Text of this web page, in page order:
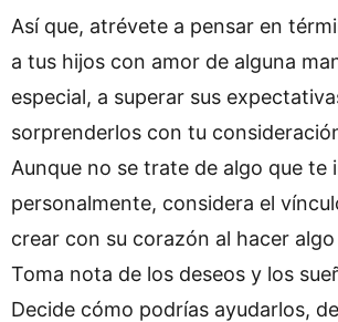
Así que, atrévete a pensar en
a tus hijos con amor de alguna
especial, a superar sus
sorprenderlos con tu
Aunque no se trate de algo que te
personalmente, considera el
crear con su corazón al hacer
Toma nota de los deseos y los
Decide cómo podrías ayudarlos,